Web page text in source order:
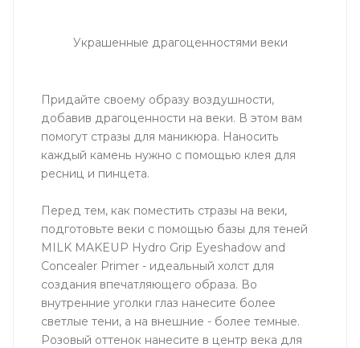
Украшенные драгоценностями веки
Придайте своему образу воздушности,
добавив драгоценности на веки. В этом вам
помогут стразы для маникюра. Наносить
каждый камень нужно с помощью клея для
ресниц и пинцета.
Перед тем, как поместить стразы на веки,
подготовьте веки с помощью базы для теней
MILK MAKEUP Hydro Grip Eyeshadow and
Concealer Primer - идеальный холст для
создания впечатляющего образа. Во
внутренние уголки глаз нанесите более
светлые тени, а на внешние - более темные.
Розовый оттенок нанесите в центр века для